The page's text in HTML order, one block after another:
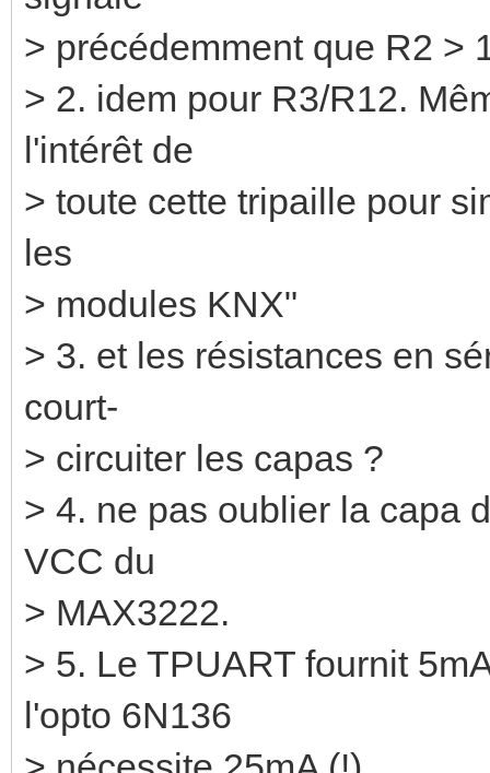
> précédemment que R2 >
> 2. idem pour R3/R12.
l'intérêt de
> toute cette tripaille pour
les
> modules KNX"
> 3. et les résistances en
court-
> circuiter les capas ?
> 4. ne pas oublier la capa
VCC du
> MAX3222.
> 5. Le TPUART fournit
l'opto 6N136